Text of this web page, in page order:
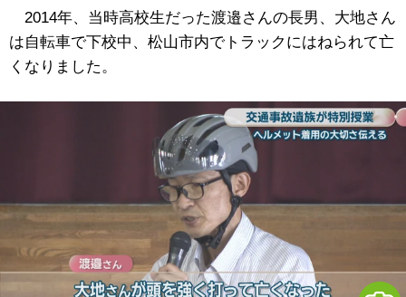
2014年、当時高校生だった渡邉さんの長男、大地さん
は自転車で下校中、松山市内でトラックにはねられて亡
くなりました。